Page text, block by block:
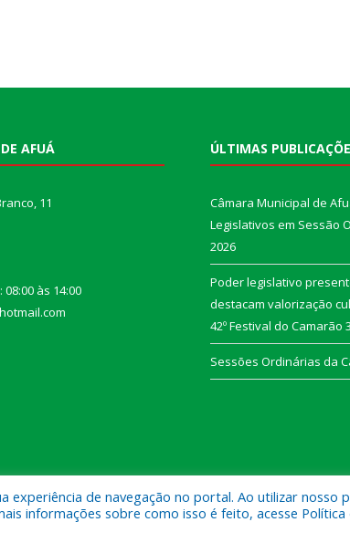
AFUÁ
11
às 14:00
ÚLTIMAS
Câmara Municipal de
Legislativos em Sessão
2026
Poder legislativo
destacam valorização
42º Festival do Camarão
Sessões Ordinárias da
a Câmara Municipal de Afuá.
experiência de navegação no portal. Ao utilizar nosso
informações sobre como isso é feito, acesse Política